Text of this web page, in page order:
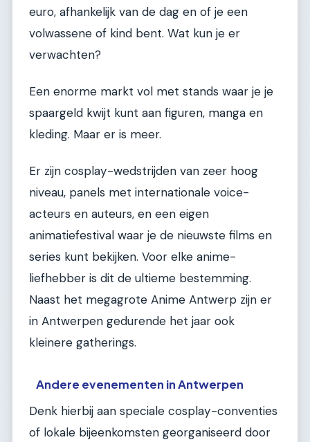
euro, afhankelijk van de dag en of je een
volwassene of kind bent. Wat kun je er
verwachten?
Een enorme markt vol met stands waar je je
spaargeld kwijt kunt aan figuren, manga en
kleding. Maar er is meer.
Er zijn cosplay-wedstrijden van zeer hoog
niveau, panels met internationale voice-
acteurs en auteurs, en een eigen
animatiefestival waar je de nieuwste films en
series kunt bekijken. Voor elke anime-
liefhebber is dit de ultieme bestemming.
Naast het megagrote Anime Antwerp zijn er
in Antwerpen gedurende het jaar ook
kleinere gatherings.
Andere evenementen in Antwerpen
Denk hierbij aan speciale cosplay-conventies
of lokale bijeenkomsten georganiseerd door